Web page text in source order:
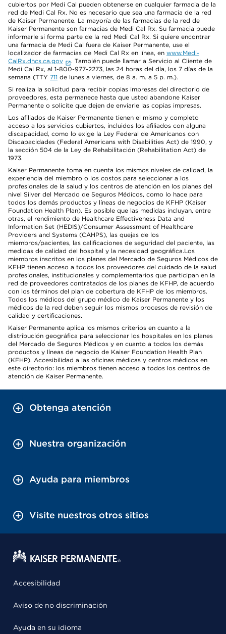
cubiertos por Medi Cal pueden obtenerse en cualquier farmacia de la
red de Medi Cal Rx. No es necesario que sea una farmacia de la red
de Kaiser Permanente. La mayoría de las farmacias de la red de
Kaiser Permanente son farmacias de Medi Cal Rx. Su farmacia puede
informarle si forma parte de la red Medi Cal Rx. Si quiere encontrar
una farmacia de Medi Cal fuera de Kaiser Permanente, use el
localizador de farmacias de Medi Cal Rx en línea, en www.Medi-
CalRx.dhcs.ca.gov
. También puede llamar a Servicio al Cliente de
Medi Cal Rx, al 1-800-977-2273, las 24 horas del día, los 7 días de la
semana (TTY 711 de lunes a viernes, de 8 a. m. a 5 p. m.).
Si realiza la solicitud para recibir copias impresas del directorio de
proveedores, esta permanece hasta que usted abandone Kaiser
Permanente o solicite que dejen de enviarle las copias impresas.
Los afiliados de Kaiser Permanente tienen el mismo y completo
acceso a los servicios cubiertos, incluidos los afiliados con alguna
discapacidad, como lo exige la Ley Federal de Americanos con
Discapacidades (Federal Americans with Disabilities Act) de 1990, y
la sección 504 de la Ley de Rehabilitación (Rehabilitation Act) de
1973.
Kaiser Permanente toma en cuenta los mismos niveles de calidad, la
experiencia del miembro o los costos para seleccionar a los
profesionales de la salud y los centros de atención en los planes del
nivel Silver del Mercado de Seguros Médicos, como lo hace para
todos los demás productos y líneas de negocios de KFHP (Kaiser
Foundation Health Plan). Es posible que las medidas incluyan, entre
otras, el rendimiento de Healthcare Effectiveness Data and
Information Set (HEDIS)/Consumer Assessment of Healthcare
Providers and Systems (CAHPS), las quejas de los
miembros/pacientes, las calificaciones de seguridad del paciente, las
medidas de calidad del hospital y la necesidad geográfica.Los
miembros inscritos en los planes del Mercado de Seguros Médicos de
KFHP tienen acceso a todos los proveedores del cuidado de la salud
profesionales, institucionales y complementarios que participan en la
red de proveedores contratados de los planes de KFHP, de acuerdo
con los términos del plan de cobertura de KFHP de los miembros.
Todos los médicos del grupo médico de Kaiser Permanente y los
médicos de la red deben seguir los mismos procesos de revisión de
calidad y certificaciones.
Kaiser Permanente aplica los mismos criterios en cuanto a la
distribución geográfica para seleccionar los hospitales en los planes
del Mercado de Seguros Médicos y en cuanto a todos los demás
productos y líneas de negocio de Kaiser Foundation Health Plan
(KFHP). Accesibilidad a las oficinas médicas y centros médicos en
este directorio: los miembros tienen acceso a todos los centros de
atención de Kaiser Permanente.
Obtenga atención
Nuestra organización
Ayuda para miembros
Visite nuestros otros sitios
Accesibilidad
Aviso de no discriminación
Ayuda en su idioma